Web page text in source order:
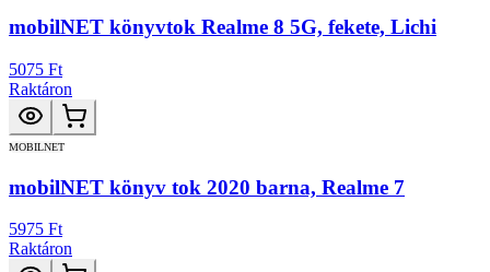
mobilNET könyvtok Realme 8 5G, fekete, Lichi
5075 Ft
Raktáron
MOBILNET
mobilNET könyv tok 2020 barna, Realme 7
5975 Ft
Raktáron